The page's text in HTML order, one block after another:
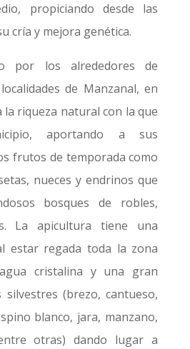
propiciando desde las
cría y mejora genética.
por los alrededores de
de Manzanal, en
la riqueza natural con la que
aportando a sus
frutos de temporada como
nueces y endrinos que
bosques de robles,
La apicultura tiene una
estar regada toda la zona
cristalina y una gran
(brezo, cantueso,
blanco, jara, manzano,
otras) dando lugar a